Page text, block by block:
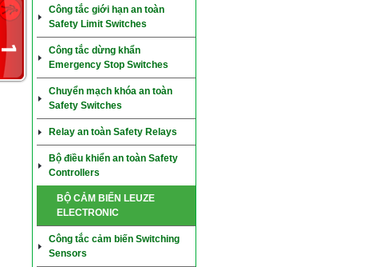
Công tắc giới hạn an toàn
Safety Limit Switches
Công tắc dừng khẩn
Emergency Stop Switches
Chuyển mạch khóa an toàn
Safety Switches
Relay an toàn Safety Relays
Bộ điều khiển an toàn Safety
Controllers
BỘ CẢM BIẾN LEUZE
ELECTRONIC
Công tắc cảm biến Switching
Sensors